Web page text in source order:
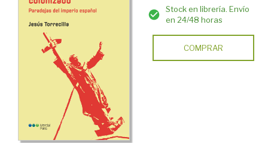
Stock en librería. Envío
en 24/48 horas
COMPRAR